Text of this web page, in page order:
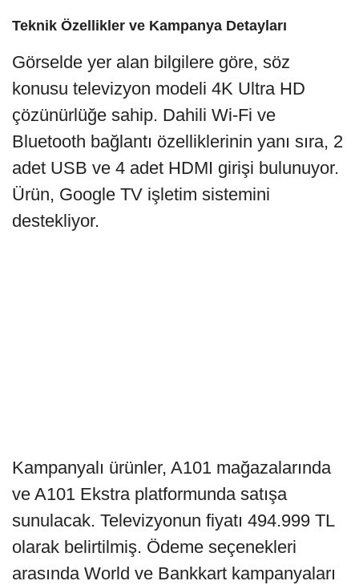
Teknik Özellikler ve Kampanya Detayları
Görselde yer alan bilgilere göre, söz
konusu televizyon modeli 4K Ultra HD
çözünürlüğe sahip. Dahili Wi-Fi ve
Bluetooth bağlantı özelliklerinin yanı sıra, 2
adet USB ve 4 adet HDMI girişi bulunuyor.
Ürün, Google TV işletim sistemini
destekliyor.
Kampanyalı ürünler, A101 mağazalarında
ve A101 Ekstra platformunda satışa
sunulacak. Televizyonun fiyatı 494.999 TL
olarak belirtilmiş. Ödeme seçenekleri
arasında World ve Bankkart kampanyaları